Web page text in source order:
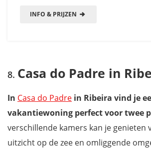
INFO & PRIJZEN
Casa do Padre in
In Casa do Padre in Ribeira vind je
vakantiewoning perfect voor twee
verschillende kamers kan je genieten
uitzicht op de zee en omliggende